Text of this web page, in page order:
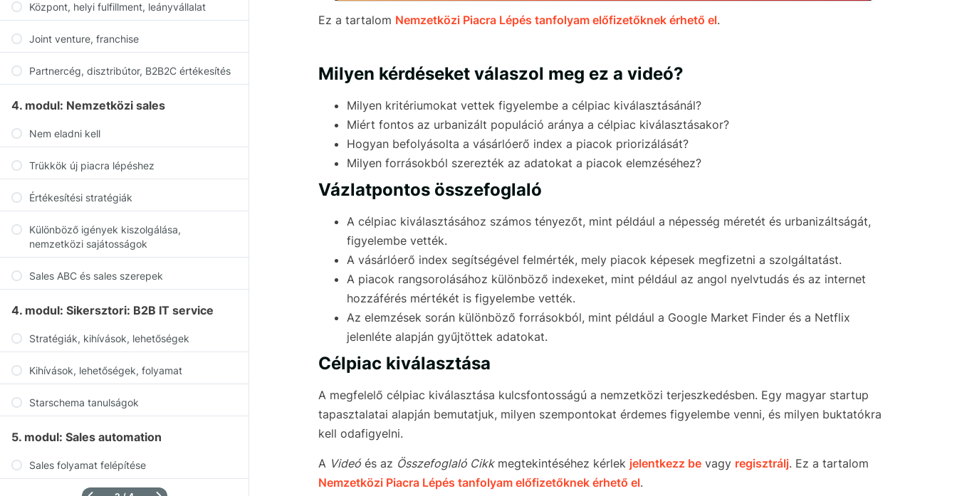
Központ, helyi fulfillment, leányvállalat
Joint venture, franchise
Partnercég, disztribútor, B2B2C értékesítés
4. modul: Nemzetközi sales
Nem eladni kell
Trükkök új piacra lépéshez
Értékesítési stratégiák
Különböző igények kiszolgálása,
nemzetközi sajátosságok
Sales ABC és sales szerepek
4. modul: Sikersztori: B2B IT service
Stratégiák, kihívások, lehetőségek
Kihívások, lehetőségek, folyamat
Starschema tanulságok
5. modul: Sales automation
Sales folyamat felépítése
Ez a tartalom Nemzetközi Piacra Lépés tanfolyam előfizetőknek érhető el.
Milyen kérdéseket válaszol meg ez a videó?
Milyen kritériumokat vettek figyelembe a célpiac kiválasztásánál?
Miért fontos az urbanizált populáció aránya a célpiac kiválasztásakor?
Hogyan befolyásolta a vásárlóerő index a piacok priorizálását?
Milyen forrásokból szerezték az adatokat a piacok elemzéséhez?
Vázlatpontos összefoglaló
A célpiac kiválasztásához számos tényezőt, mint például a népesség méretét és urbanizáltságát,
figyelembe vették.
A vásárlóerő index segítségével felmérték, mely piacok képesek megfizetni a szolgáltatást.
A piacok rangsorolásához különböző indexeket, mint például az angol nyelvtudás és az internet
hozzáférés mértékét is figyelembe vették.
Az elemzések során különböző forrásokból, mint például a Google Market Finder és a Netflix
jelenléte alapján gyűjtöttek adatokat.
Célpiac kiválasztása
A megfelelő célpiac kiválasztása kulcsfontosságú a nemzetközi terjeszkedésben. Egy magyar startup
tapasztalatai alapján bemutatjuk, milyen szempontokat érdemes figyelembe venni, és milyen buktatókra
kell odafigyelni.
A Videó és az Összefoglaló Cikkmegtekintéséhez kérlek jelentkezz be vagy regisztrálj. Ez a tartalom
Nemzetközi Piacra Lépés tanfolyam előfizetőknek érhető el.